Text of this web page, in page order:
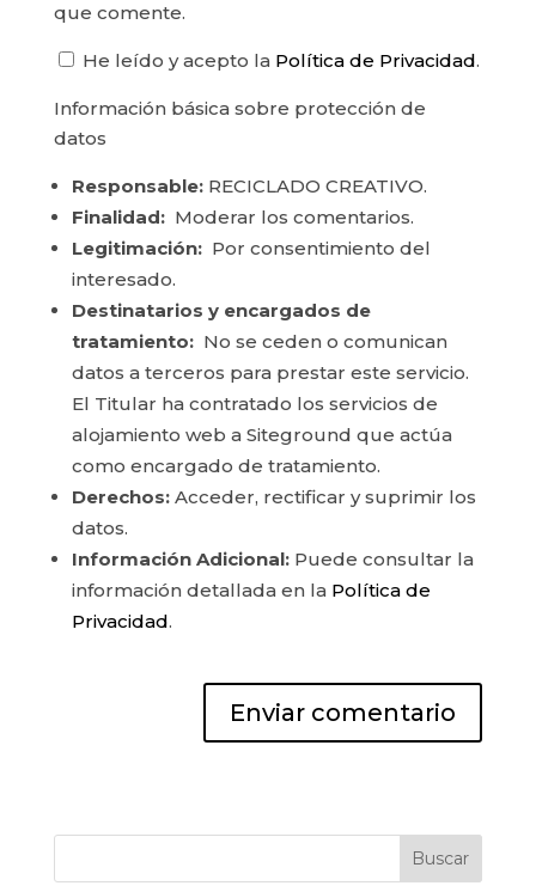
que comente.
He leído y acepto la Política de Privacidad.
Información básica sobre protección de
datos
Responsable:RECICLADO CREATIVO.
Finalidad:Moderar los comentarios.
Legitimación:Por consentimiento del
interesado.
Destinatarios y encargados de
tratamiento:No se ceden o comunican
datos a terceros para prestar este servicio.
El Titular ha contratado los servicios de
alojamiento web a Siteground que actúa
como encargado de tratamiento.
Derechos:Acceder, rectificar y suprimir los
datos.
Información Adicional:Puede consultar la
información detallada en la Política de
Privacidad.